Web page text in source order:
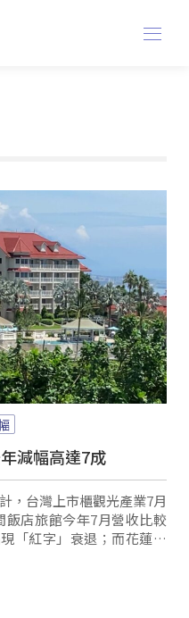
減幅高達7成
，台灣上市櫃觀光產業7月
店旅館今年7月營收比較
「紅字」衰退；而花蓮知
原因是受到地震跟風災的
客來到花蓮的原因。